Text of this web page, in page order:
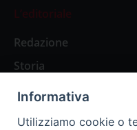
L’editoriale
Redazione
Storia
Abbonamenti
Informativa
Utilizziamo cookie o